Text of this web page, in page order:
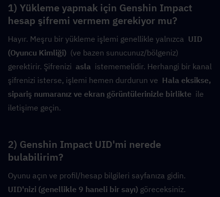
1) Yükleme yapmak için Genshin Impact
hesap şifremi vermem gerekiyor mu?
Hayır. Meşru bir yükleme işlemi genellikle yalnızca UID
(Oyuncu Kimliği)
  (ve bazen sunucunuz/bölgeniz)
gerektirir. Şifrenizi asla
  istememelidir. Herhangi bir kanal
şifrenizi isterse, işlemi hemen durdurun ve Hala eksikse,
sipariş numaranız ve ekran görüntülerinizle birlikte ile
iletişime geçin.
2) Genshin Impact UID'mi nerede
bulabilirim?
UID'nizi (genellikle 9 haneli bir sayı) göreceksiniz.